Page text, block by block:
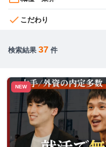
check こだわり
検索結果 37 件
NEW